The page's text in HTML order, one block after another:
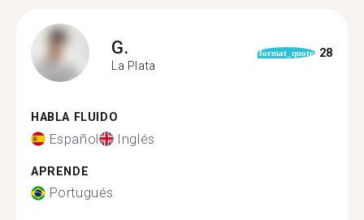
G.
La Plata
format_quote 28
HABLA FLUIDO
Español Inglés
APRENDE
Portugués